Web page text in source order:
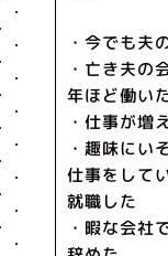
・今でも夫
・亡き夫の
年ほど働い
・仕事が増
・趣味にい
仕事をして
就職した
・暇な会社